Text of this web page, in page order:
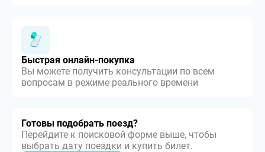
Быстрая онлайн-покупка
Вы можете получить консультации по всем
вопросам в режиме реального времени
Готовы подобрать поезд?
Перейдите к поисковой форме выше, чтобы
выбрать дату поездки и купить билет.